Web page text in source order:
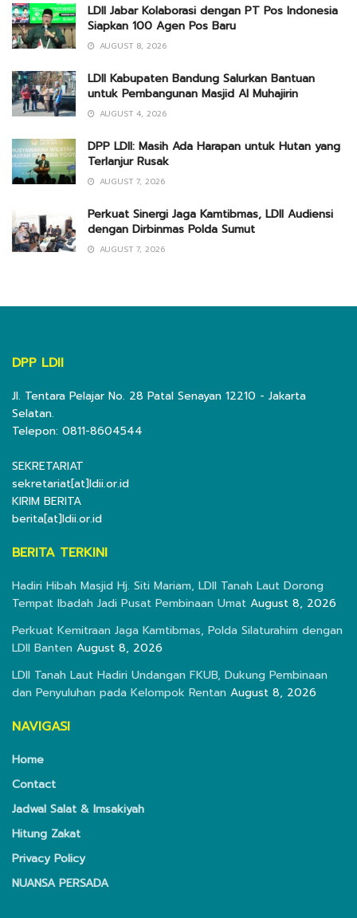
LDII Jabar Kolaborasi dengan PT Pos Indonesia
Siapkan 100 Agen Pos Baru
AUGUST 8, 2026
LDII Kabupaten Bandung Salurkan Bantuan
untuk Pembangunan Masjid Al Muhajirin
AUGUST 4, 2026
DPP LDII: Masih Ada Harapan untuk Hutan yang
Terlanjur Rusak
AUGUST 7, 2026
Perkuat Sinergi Jaga Kamtibmas, LDII Audiensi
dengan Dirbinmas Polda Sumut
AUGUST 7, 2026
DPP LDII
Jl. Tentara Pelajar No. 28 Patal Senayan 12210 - Jakarta
Selatan.
Telepon: 0811-8604544
SEKRETARIAT
sekretariat[at]ldii.or.id
KIRIM BERITA
berita[at]ldii.or.id
BERITA TERKINI
Hadiri Hibah Masjid Hj. Siti Mariam, LDII Tanah Laut Dorong
Tempat Ibadah Jadi Pusat Pembinaan Umat August 8, 2026
Perkuat Kemitraan Jaga Kamtibmas, Polda Silaturahim dengan
LDII Banten August 8, 2026
LDII Tanah Laut Hadiri Undangan FKUB, Dukung Pembinaan
dan Penyuluhan pada Kelompok Rentan August 8, 2026
NAVIGASI
Home
Contact
Jadwal Salat & Imsakiyah
Hitung Zakat
Privacy Policy
NUANSA PERSADA